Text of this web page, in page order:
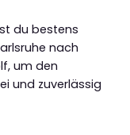
du bestens
nach
um den
und zuverlässig